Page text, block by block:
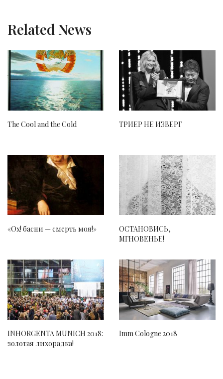
Related News
The Cool and the Cold ТРИЕР НЕ ИЗВЕРГ
«Ох! басни — смерть моя!»
ОСТАНОВИСЬ,
МГНОВЕНЬЕ!
INHORGENTA MUNICH 2018:
золотая лихорадка!
Imm Cologne 2018